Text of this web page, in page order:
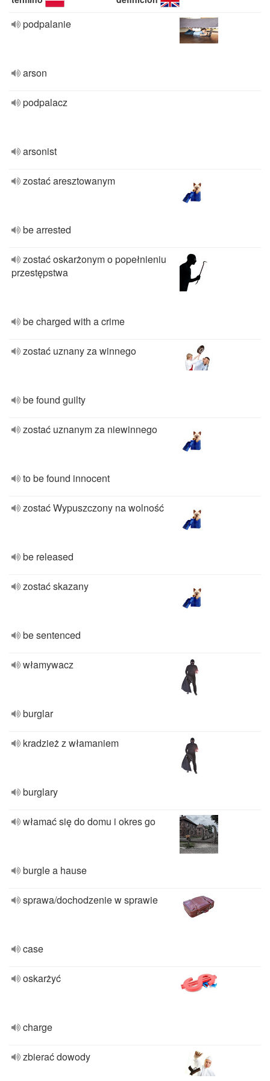
podpalanie
arson
podpalacz
arsonist
zostać aresztowanym
be arrested
zostać oskarżonym o popełnieniu
przestępstwa
be charged with a crime
zostać uznany za winnego
be found guilty
zostać uznanym za niewinnego
to be found innocent
zostać Wypuszczony na wolność
be released
zostać skazany
be sentenced
włamywacz
burglar
kradzież z włamaniem
burglary
włamać się do domu i okres go
burgle a hause
sprawa/dochodzenie w sprawie
case
oskarżyć
charge
zbierać dowody